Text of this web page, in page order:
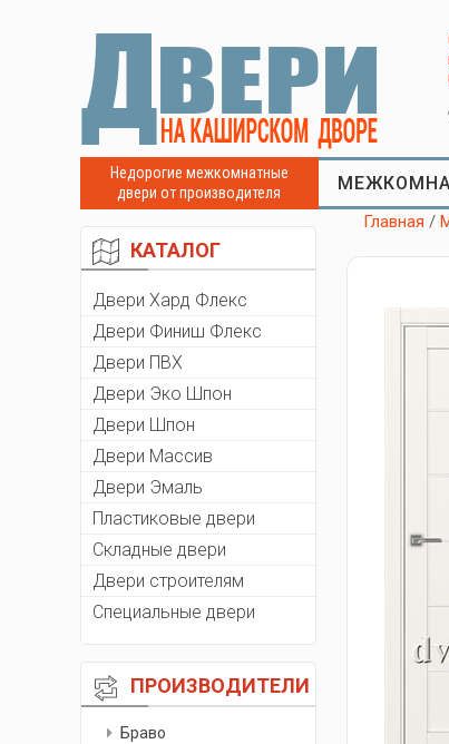
Недорогие межкомнатные
двери от производителя
КАТАЛОГ
Двери Хард Флекс
Двери Финиш Флекс
Двери ПВХ
Двери Эко Шпон
Двери Шпон
Двери Массив
Двери Эмаль
Пластиковые двери
Складные двери
Двери строителям
Специальные двери
ПРОИЗВОДИТЕЛИ
Браво
Главная /